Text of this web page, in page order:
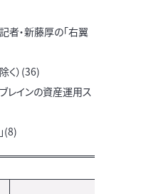
者・新藤厚の「右翼
く）(36)
レインの資産運用ス
(8)